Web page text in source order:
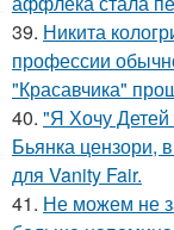
39. Никита
профессии
"Красавчика"
40. "Я Хочу
Бьянка цензори,
для Vanity Fair.
41. Не можем не